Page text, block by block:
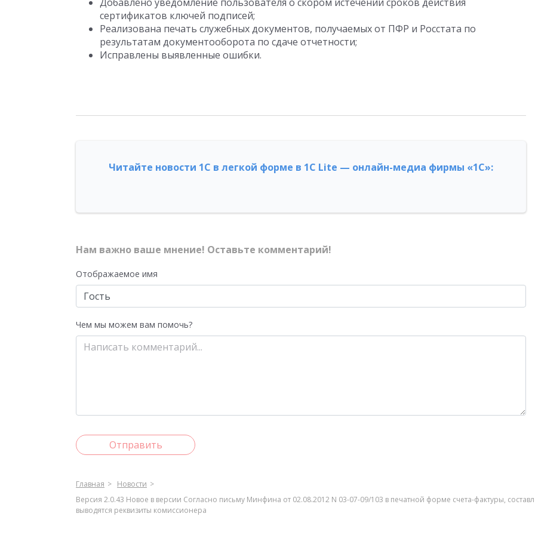
сертификатов ключей подписей;
Реализована печать служебных документов, получаемых от ПФР и Росстата по
результатам документооборота по сдаче отчетности;
Исправлены выявленные ошибки.
Читайте новости 1С в легкой форме в 1С Lite — онлайн-медиа фирмы «1С»:
Нам важно ваше мнение! Оставьте комментарий!
Отображаемое имя
Чем мы можем вам помочь?
Отправить
Главная
Новости
Версия 2.0.43 Новое в версии Согласно письму Минфина от 02.08.2012 N 03-07-09/103 в печатной форме счета-фактуры,
выводятся реквизиты комиссионера